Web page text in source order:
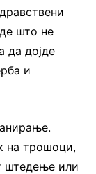
што не
да дојде
и
на трошоци,
штедење или